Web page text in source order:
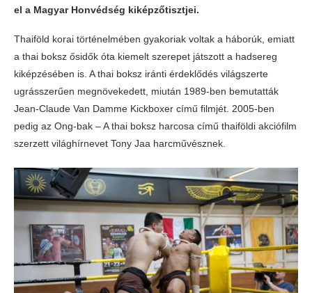
el a Magyar Honvédség kiképzőtisztjei.
Thaiföld korai történelmében gyakoriak voltak a háborúk, emiatt
a thai boksz ősidők óta kiemelt szerepet játszott a hadsereg
kiképzésében is. A thai boksz iránti érdeklődés világszerte
ugrásszerűen megnövekedett, miután 1989-ben bemutatták
Jean-Claude Van Damme Kickboxer című filmjét. 2005-ben
pedig az Ong-bak – A thai boksz harcosa című thaiföldi akciófilm
szerzett világhírnevet Tony Jaa harcművésznek.